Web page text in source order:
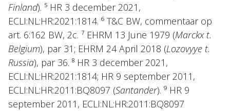
Finland). ⁵ HR 3 december 2021,
ECLI:NL:HR:2021:1814. ⁶ T&C BW, commentaar op
art. 6:162 BW, 2c. ⁷ EHRM 13 June 1979 (Marckx t.
Belgium), par 31; EHRM 24 April 2018 (Lozovyye t.
Russia), par 36. ⁸ HR 3 december 2021,
ECLI:NL:HR:2021:1814; HR 9 september 2011,
ECLI:NL:HR:2011:BQ8097 (Santander). ⁹ HR 9
september 2011, ECLI:NL:HR:2011:BQ8097